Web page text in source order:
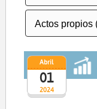
2024
Abril
01